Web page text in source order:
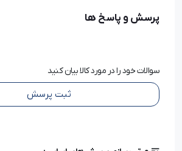
طراحی: ارگونومیک و راحت برای
زیلتر (ZILTER):
پرسش و پاسخ ها
سوالات خود را در مورد کالا بیان کنید
ثبت پرسش